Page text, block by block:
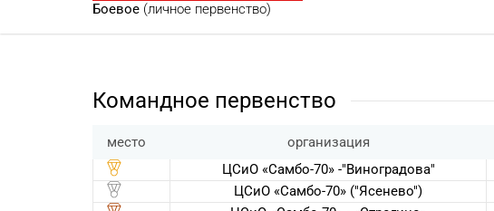
Боевое (личное первенство)
Командное первенство
место организация
ЦСиО «Самбо-70» -"Виноградова"
ЦСиО «Самбо-70» ("Ясенево")